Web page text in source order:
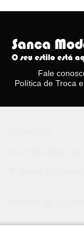
Fale
Política de Troca